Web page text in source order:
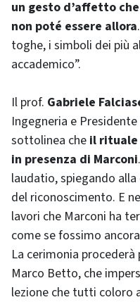
un gesto d’affetto
non poté essere allora
toghe, i simboli dei più
accademico”.
Il prof. Gabriele
Ingegneria e
sottolinea che il rituale
in presenza di Marconi
laudatio, spiegando
del riconoscimento. E
lavori che Marconi ha
come se fossimo
La cerimonia
Marco Betto, che
lezione che tutti coloro